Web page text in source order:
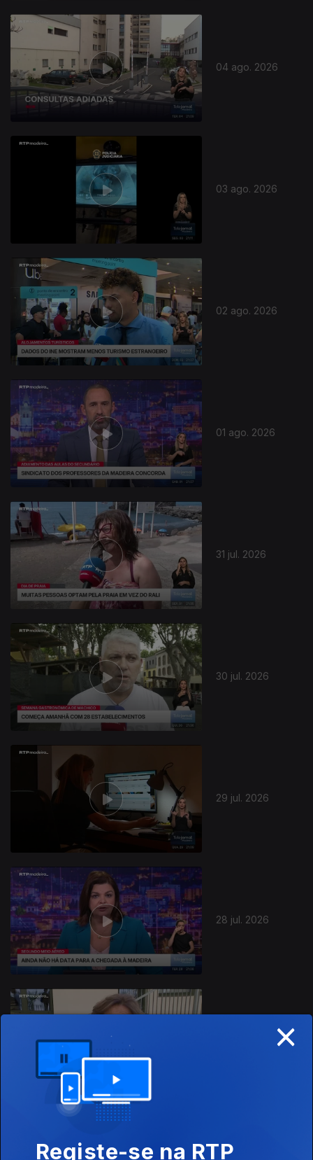
04 ago. 2026
03 ago. 2026
02 ago. 2026
01 ago. 2026
31 jul. 2026
30 jul. 2026
29 jul. 2026
28 jul. 2026
945071
×
Registe-se na RTP